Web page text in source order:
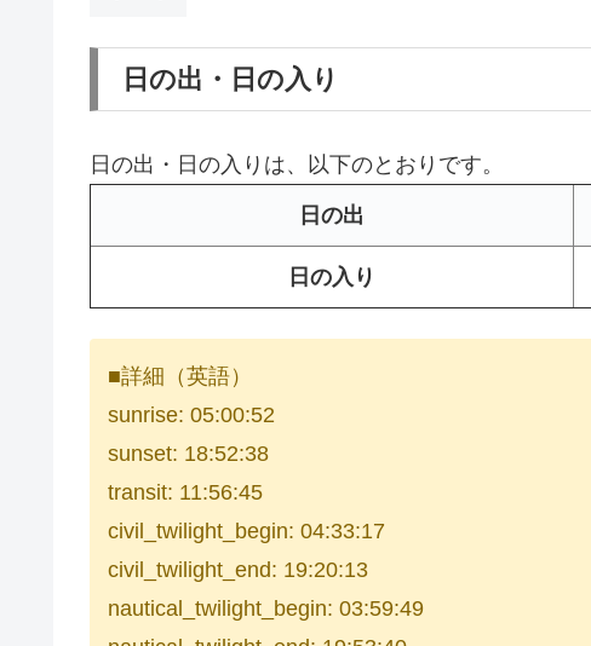
日の出・日の入り
日の出・日の入りは、以下のとおりです。
日の出
日の入り
■詳細（英語）
sunrise: 05:00:52
sunset: 18:52:38
transit: 11:56:45
civil_twilight_begin: 04:33:17
civil_twilight_end: 19:20:13
nautical_twilight_begin: 03:59:49